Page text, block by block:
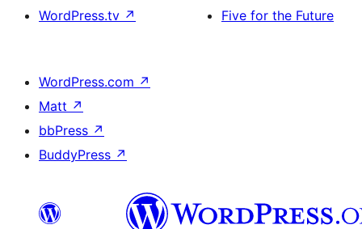
WordPress.tv ↗
Five for the Future
WordPress.com ↗
Matt ↗
bbPress ↗
BuddyPress ↗